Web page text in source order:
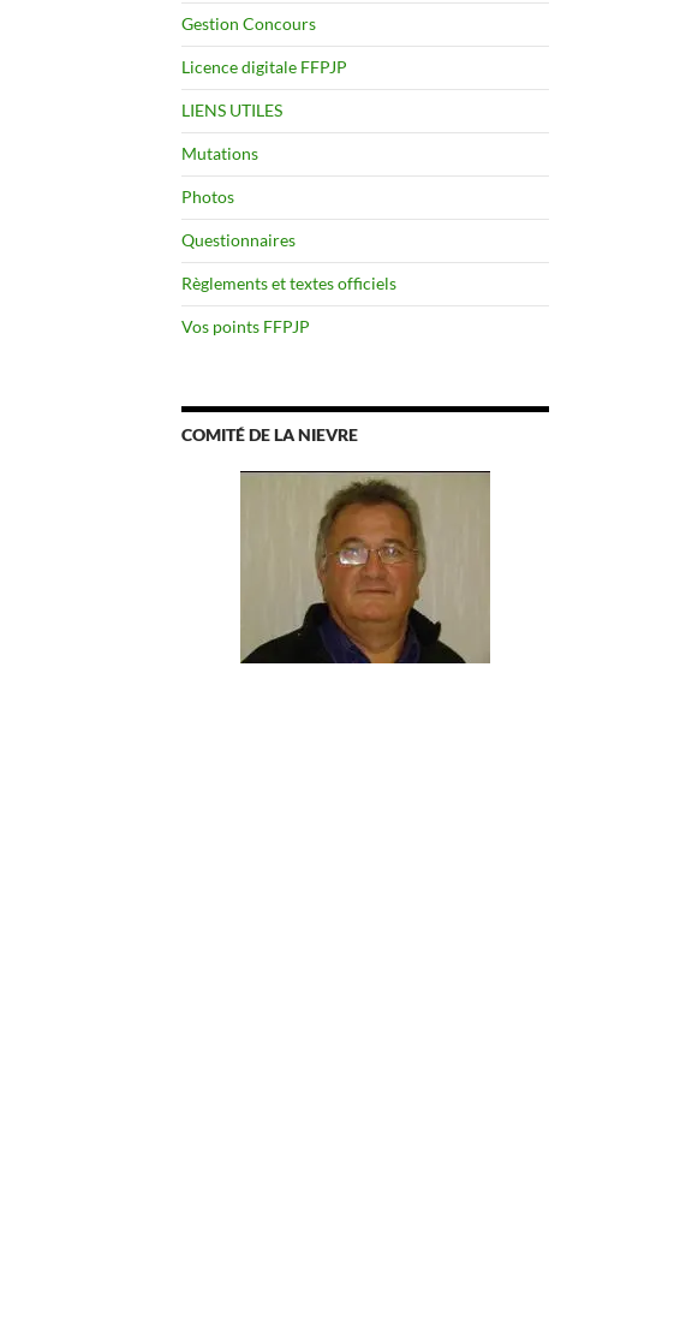
Gestion Concours
Licence digitale FFPJP
LIENS UTILES
Mutations
Photos
Questionnaires
Règlements et textes officiels
Vos points FFPJP
COMITÉ DE LA NIEVRE